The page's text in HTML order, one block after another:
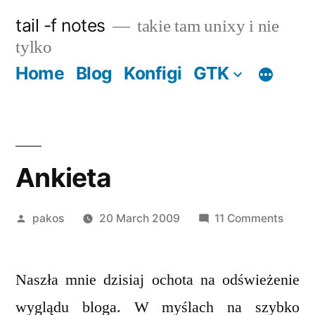
content
tail -f notes
takie tam unixy i nie
tylko
Home Blog Konfigi GTK
Ankieta
Posted
pakos 20 March 2009 11 Commentson
Naszła mnie dzisiaj ochota na odświeżenie
wyglądu bloga. W myślach na szybko